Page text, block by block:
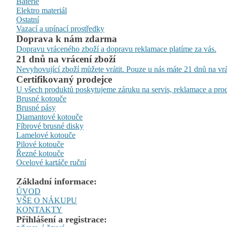
Elektro materiál
Ostatní
Vazací a upínací prostředky
Doprava k nám zdarma
Dopravu vráceného zboží a dopravu reklamace platíme za vás.
21 dnů na vrácení zboží
Nevyhovující zboží můžete vrátit. Pouze u nás máte 21 dnů na
Certifikovaný prodejce
U všech produktů poskytujeme záruku na servis, reklamace a
Brusné kotouče
Brusné pásy
Diamantové kotouče
Fíbrové brusné disky
Lamelové kotouče
Pilové kotouče
Řezné kotouče
Ocelové kartáče ruční
Základní informace:
ÚVOD
VŠE O NÁKUPU
KONTAKTY
Přihlášení a registrace: